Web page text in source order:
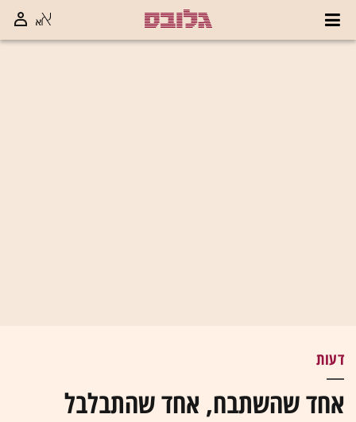
דעות
אחד שהשתבח, אחד שהתבלבל